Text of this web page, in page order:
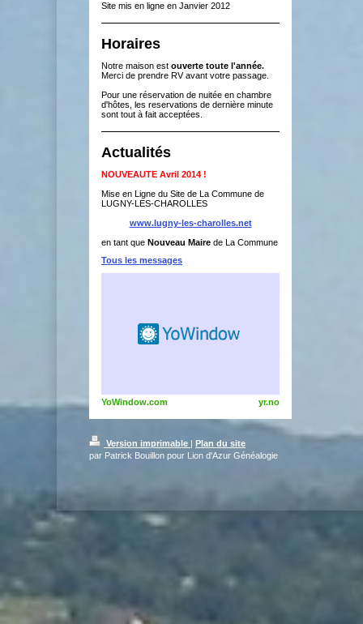
Site mis en ligne en Janvier 2012
Horaires
Notre maison est ouverte toute l'année.
Merci de prendre RV avant votre passage.
Pour une réservation de nuitée en chambre
d'hôtes, les reservations de dernière minute
sont tout à fait acceptées.
Actualités
NOUVEAUTE Avril 2014 !
Mise en Ligne du Site de La Commune de
LUGNY-LES-CHAROLLES
www.lugny-les-charolles.net
en tant que Nouveau Maire de La Commune
Tous les messages
YoWindow.com yr.no
Version imprimable | Plan du site
par Patrick Bouillon pour Lion d'Azur Généalogie